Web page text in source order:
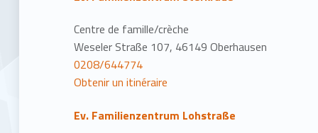
Centre de famille/crèche
Weseler Straße 107, 46149 Oberhausen
0208/644774
Obtenir un itinéraire
Ev. Familienzentrum Lohstraße